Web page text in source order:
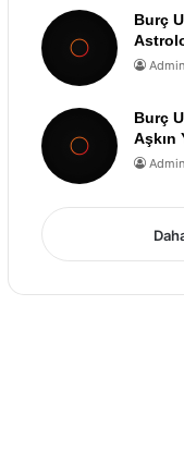
Burç
Admin
Burç
Aşkın
Admin